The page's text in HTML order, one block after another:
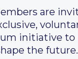
are
initiative to
the future.